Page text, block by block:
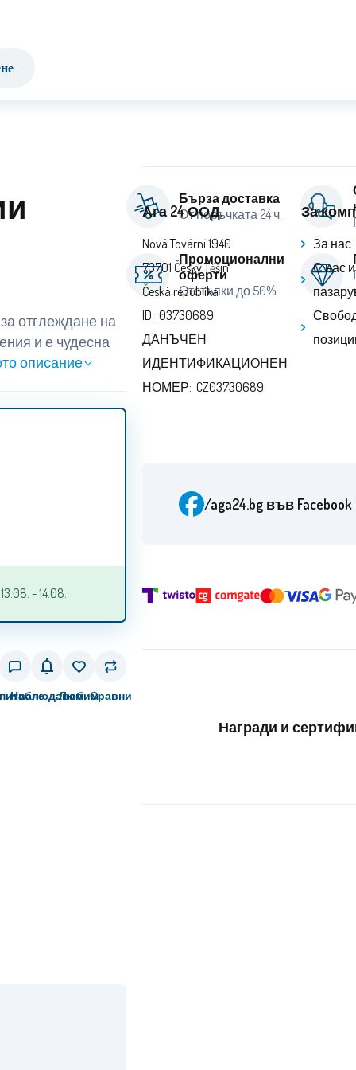
отглеждане на
и е чудесна
описание
- 14.08.
Наблюдавам
ЛюбимСравни
Бърза доставка
От поръчката 24 ч.
Промоционални
оферти
Отстъпки до 50%
Ага 24 ООД.
Nová Tovární 1940
73701 Český Těšín
Česká republika
ID: 03730689
ДАНЪЧЕН
ИДЕНТИФИКАЦИОНЕН
НОМЕР: CZ03730689
За
За нас
С нас
/aga24.bg във Facebook
Награди и